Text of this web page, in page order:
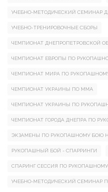
УЧЕБНО-МЕТОДИЧЕСКИЙ СЕМИНАР
УЧЕБНО-ТРЕНИРОВОЧНЫЕ СБОРЫ
ЧЕМПИОНАТ ДНЕПРОПЕТРОВСКОЙ
ЧЕМПИОНАТ ЕВРОПЫ ПО
ЧЕМПИОНАТ МИРА ПО
ЧЕМПИОНАТ УКРАИНЫ ПО ММА
ЧЕМПИОНАТ УКРАИНЫ ПО
ЧЕМПИОНАТ ГОРОДА ДНЕПРА ПО
ЭКЗАМЕНЫ ПО РУКОПАШНОМУ БОЮ
РУКОПАШНЫЙ БОЙ - СПАРРИНГИ
СПАРИНГ СЕССИЯ ПО
УЧЕБНО-МЕТОДИЧЕСКИЙ СЕМИНАР